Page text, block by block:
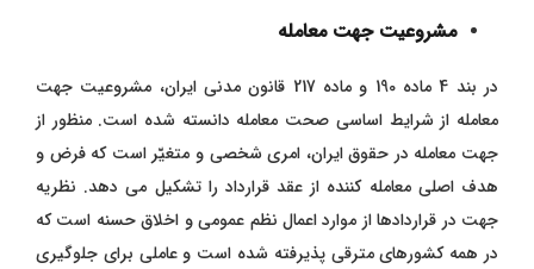
مشروعیت جهت معامله
در بند 4 ماده 190 و ماده 217 قانون مدنی ایران، مشروعیت جهت
معامله از شرایط اساسی صحت معامله دانسته شده است. منظور از
جهت معامله در حقوق ایران، امری شخصی و متغیّر است که فرض و
هدف اصلی معامله کننده از عقد قرارداد را تشکیل می دهد. نظریه
جهت در قراردادها از موارد اعمال نظم عمومی و اخلاق حسنه است که
در همه کشورهای مترقی پذیرفته شده است و عاملی برای جلوگیری